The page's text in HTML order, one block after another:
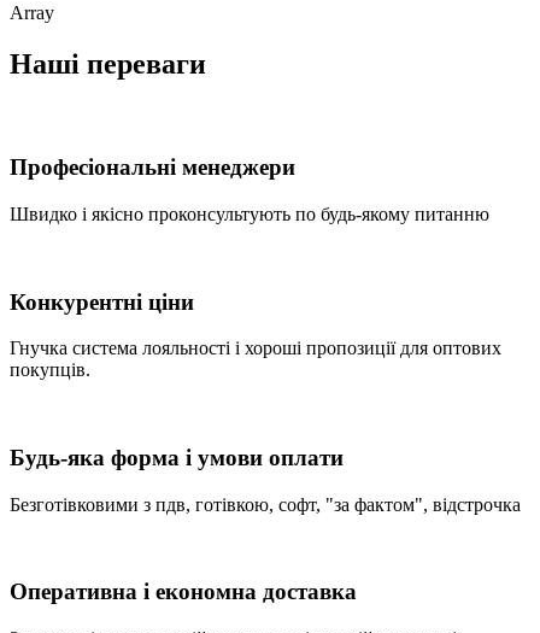
Array
Наші переваги
Професіональні менеджери
Швидко і якісно проконсультують по будь-якому питанню
Конкурентні ціни
Гнучка система лояльності і хороші пропозиції для оптових
покупців.
Будь-яка форма і умови оплати
Безготівковими з пдв, готівкою, софт, "за фактом", відстрочка
Оперативна і економна доставка